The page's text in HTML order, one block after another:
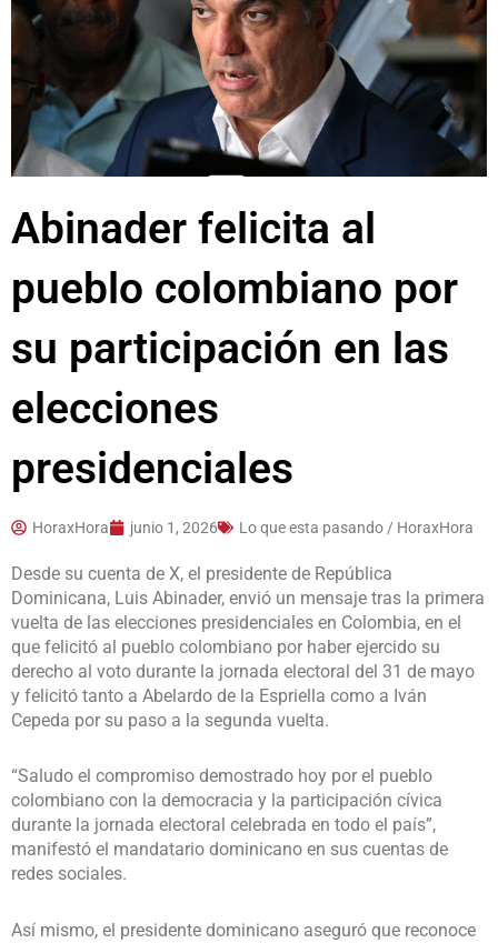
Abinader felicita al
pueblo colombiano por
su participación en las
elecciones
presidenciales
HoraxHora junio 1, 2026 Lo que esta pasando / HoraxHora
Desde su cuenta de X, el presidente de República
Dominicana, Luis Abinader, envió un mensaje tras la primera
vuelta de las elecciones presidenciales en Colombia, en el
que felicitó al pueblo colombiano por haber ejercido su
derecho al voto durante la jornada electoral del 31 de mayo
y felicitó tanto a Abelardo de la Espriella como a Iván
Cepeda por su paso a la segunda vuelta.
“Saludo el compromiso demostrado hoy por el pueblo
colombiano con la democracia y la participación cívica
durante la jornada electoral celebrada en todo el país”,
manifestó el mandatario dominicano en sus cuentas de
redes sociales.
Así mismo, el presidente dominicano aseguró que reconoce